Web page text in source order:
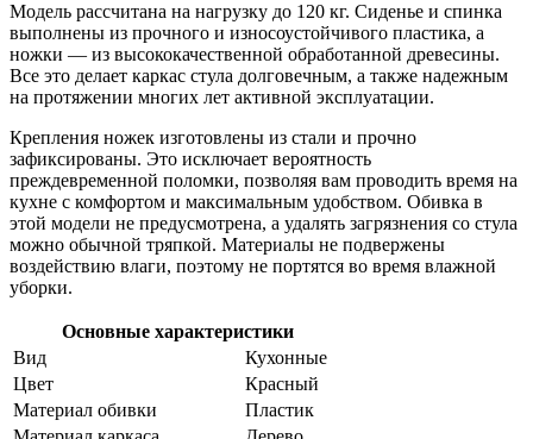
Модель рассчитана на нагрузку до 120 кг. Сиденье и спинка
выполнены из прочного и износоустойчивого пластика, а
ножки — из высококачественной обработанной древесины.
Все это делает каркас стула долговечным, а также надежным
на протяжении многих лет активной эксплуатации.
Крепления ножек изготовлены из стали и прочно
зафиксированы. Это исключает вероятность
преждевременной поломки, позволяя вам проводить время на
кухне с комфортом и максимальным удобством. Обивка в
этой модели не предусмотрена, а удалять загрязнения со стула
можно обычной тряпкой. Материалы не подвержены
воздействию влаги, поэтому не портятся во время влажной
уборки.
Основные характеристики
Вид
Кухонные
Цвет
Красный
Материал обивки
Пластик